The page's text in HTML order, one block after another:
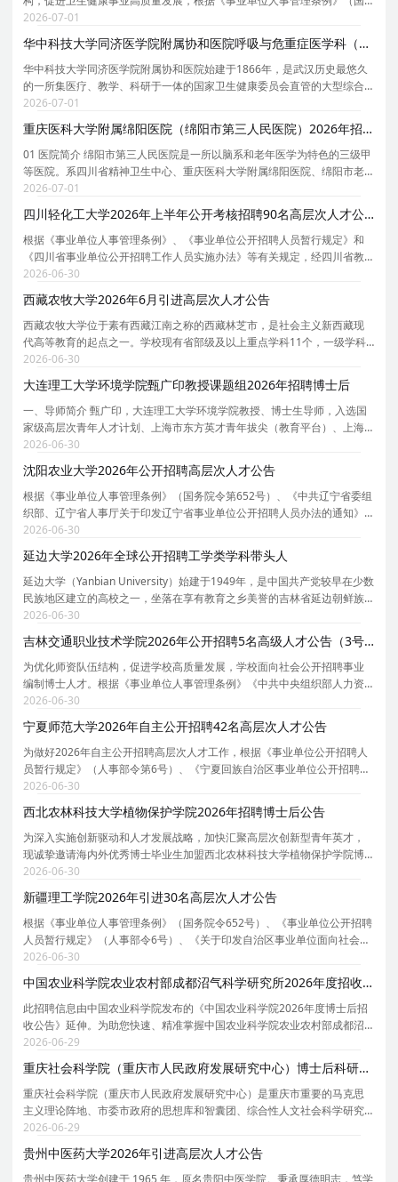
务院令第652号）和事业单位公开招聘有关规定，结合市疾控中心岗位空缺
情况及事业发展需要，拟组织开展市疾控中心高层次人
2026-07-01
华中科技大学同济医学院附属协和医院呼吸与危重症医学科（金阳教授团队）2026年招聘专职研究人员启事
华中科技大学同济医学院附属协和医院始建于1866年，是武汉历史最悠久
的一所集医疗、教学、科研于一体的国家卫生健康委员会直管的大型综合
性教学医院，系国家首批三级甲等医院、全国百佳医院、荣获全国医院管
理年先进集体、全国五一劳动奖和全国文明单位等国
2026-07-01
重庆医科大学附属绵阳医院（绵阳市第三人民医院）2026年招聘2名博士后公告
01 医院简介 绵阳市第三人民医院是一所以脑系和老年医学为特色的三级甲
等医院。系四川省精神卫生中心、重庆医科大学附属绵阳医院、绵阳市老
年病医院。院本部占地130亩，编制床位1700张，开放床位2000张，下辖
二院区（科新区）、游仙分院两个分院；设有业务科
2026-07-01
四川轻化工大学2026年上半年公开考核招聘90名高层次人才公告
根据《事业单位人事管理条例》、《事业单位公开招聘人员暂行规定》和
《四川省事业单位公开招聘工作人员实施办法》等有关规定，经四川省教
育厅备案，我单位拟面向社会公开招聘高层次人才 90名 。现将公开招聘有
关事项公告如下（本公告同时在四川省人力资源和
2026-06-30
西藏农牧大学2026年6月引进高层次人才公告
西藏农牧大学位于素有西藏江南之称的西藏林芝市，是社会主义新西藏现
代高等教育的起点之一。学校现有省部级及以上重点学科11个，一级学科
博士学位授权点1个，一级学科硕士学位授权点8个，专业硕士学位授权点7
个。有本科专业37个，国家级一流本科专业建设点3
2026-06-30
大连理工大学环境学院甄广印教授课题组2026年招聘博士后
一、导师简介 甄广印，大连理工大学环境学院教授、博士生导师，入选国
家级高层次青年人才计划、上海市东方英才青年拔尖（教育平台）、上海
高校特聘教授（东方学者）、福建省闽江学者讲座教授、上海市浦江人才
计划（ A 类）、上海市教育工会申教名匠、上海市
2026-06-30
沈阳农业大学2026年公开招聘高层次人才公告
根据《事业单位人事管理条例》（国务院令第652号）、《中共辽宁省委组
织部、辽宁省人事厅关于印发辽宁省事业单位公开招聘人员办法的通知》
（辽人发[2007]1号）、《中共辽宁省委组织部、辽宁省人社厅转发中组
部、人社部关于进一步规范事业单位公开招聘工作的
2026-06-30
延边大学2026年全球公开招聘工学类学科带头人
延边大学（Yanbian University）始建于1949年，是中国共产党较早在少数
民族地区建立的高校之一，坐落在享有教育之乡美誉的吉林省延边朝鲜族
自治州首府延吉市，2017年在珲春市设立新校区，学校在教育固边、人才
兴边、科技强边、产业富边、学术戍边、文化润边
2026-06-30
吉林交通职业技术学院2026年公开招聘5名高级人才公告（3号）
为优化师资队伍结构，促进学校高质量发展，学校面向社会公开招聘事业
编制博士人才。根据《事业单位人事管理条例》《中共中央组织部人力资
源社会保障部关于进一步做好事业单位公开招聘工作的通知》《吉林省人
才发展条例》《吉林省人民政府办公厅转发关于全面
2026-06-30
宁夏师范大学2026年自主公开招聘42名高层次人才公告
为做好2026年自主公开招聘高层次人才工作，根据《事业单位公开招聘人
员暂行规定》（人事部令第6号）、《宁夏回族自治区事业单位公开招聘工
作人员实施办法》（宁政办规发〔2023〕9号）和学校高层次人才引进有关
规定，现就2026年自主公开招聘高层次人才有关事
2026-06-30
西北农林科技大学植物保护学院2026年招聘博士后公告
为深入实施创新驱动和人才发展战略，加快汇聚高层次创新型青年英才，
现诚挚邀请海内外优秀博士毕业生加盟西北农林科技大学植物保护学院博
士后队伍，从事科学研究工作，与我们共谋发展。 一、基本应聘条件 1、
遵纪守法，具有良好的思想品德，无违法违纪记录；
2026-06-30
新疆理工学院2026年引进30名高层次人才公告
根据《事业单位人事管理条例》（国务院令652号）、《事业单位公开招聘
人员暂行规定》（人事部令6号）、《关于印发自治区事业单位面向社会公
开招聘工作人员办法的通知》（新人社发〔2013〕141号）要求，经学校
党委常委会研究，现组织实施202 6 年面向社会公开
2026-06-30
中国农业科学院农业农村部成都沼气科学研究所2026年度招收18名博士后公告
此招聘信息由中国农业科学院发布的《中国农业科学院2026年度博士后招
收公告》延伸。为助您快速、精准掌握中国农业科学院农业农村部成都沼
气科学研究所的招聘详情， 现特别针对中国农业科学院农业农村部成都沼
气科学研究所的岗位信息与报考要点单独说明。 为
2026-06-29
重庆社会科学院（重庆市人民政府发展研究中心）博士后科研工作站2026年度招收博士后简章
重庆社会科学院（重庆市人民政府发展研究中心）是重庆市重要的马克思
主义理论阵地、市委市政府的思想库和智囊团、综合性人文社会科学研究
机构。重庆社会科学院（重庆市人民政府发展研究中心）博士后科研工作
站为国家级博士后科研工作站，根据工作安排，现面
2026-06-29
贵州中医药大学2026年引进高层次人才公告
贵州中医药大学创建于 1965 年，原名贵阳中医学院。秉承厚德明志，笃学